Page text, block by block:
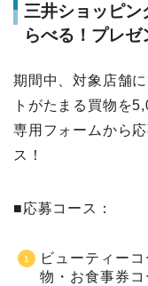
三井ショッピン
らべる！プレ
期間中、対象店舗
トがたまる買物を
専用フォームから
ス！
■応募コース：
ビューティー
物・お食事券コ